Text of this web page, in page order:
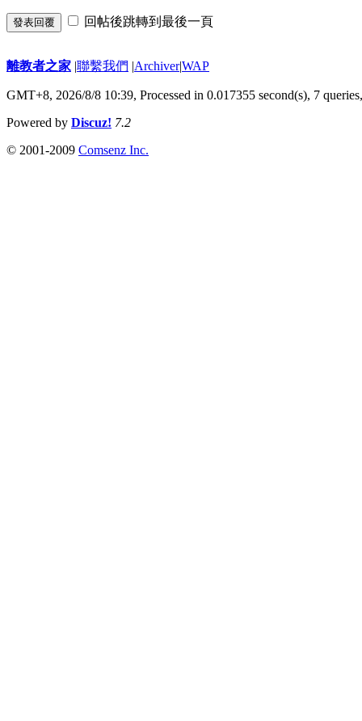
發表回覆 回帖後跳轉到最後一頁
離教者之家 |聯繫我們 |Archiver|WAP
GMT+8, 2026/8/8 10:39, Processed in 0.017355 second(s), 7
Powered by Discuz! 7.2
© 2001-2009 Comsenz Inc.